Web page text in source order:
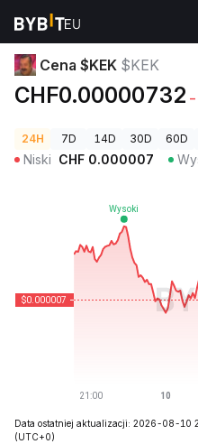
Ceny kryptowalut Cena $KEK
Cena $KEK $KEK
CHF0.00000732
24H 7D 14D 30D 60D
Niski CHF 0.000007
Data ostatniej aktualizacji: 2026-08-10
(UTC+0)